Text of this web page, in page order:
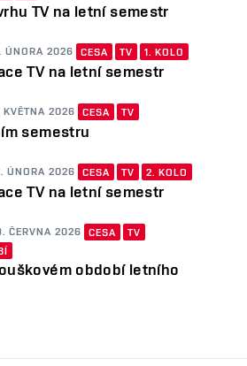
TV na letní semestr
ÚNORA 2026 CESA TV 1. KOLO
TV na letní semestr
2026 CESA TV
semestru
ÚNORA 2026 CESA TV 2. KOLO
TV na letní semestr
ČERVNA 2026 CESA
TV
období letního